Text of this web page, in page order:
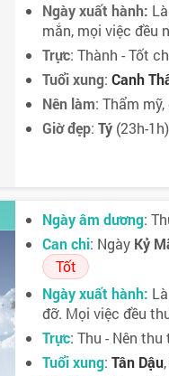
Ngày xuất hành:
mắn, mọi việc đều
Trực: Thành - Tốt
Tuổi xung: Canh
Nên làm: Thẩm
Giờ đẹp: Tý (23h-
Ngày âm dương:
Can chi: Ngày Kỷ
Tốt
Ngày xuất hành:
đỡ. Mọi việc đều
Trực: Thu - Nên
Tuổi xung: Tân Dậu